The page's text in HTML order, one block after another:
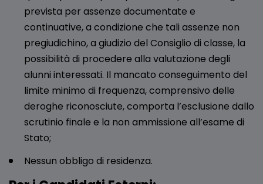
prevista per assenze documentate e
continuative, a condizione che tali assenze non
pregiudichino, a giudizio del Consiglio di classe, la
possibilità di procedere alla valutazione degli
alunni interessati. Il mancato conseguimento del
limite minimo di frequenza, comprensivo delle
deroghe riconosciute, comporta l’esclusione dallo
scrutinio finale e la non ammissione all’esame di
Stato;
Nessun obbligo di residenza.